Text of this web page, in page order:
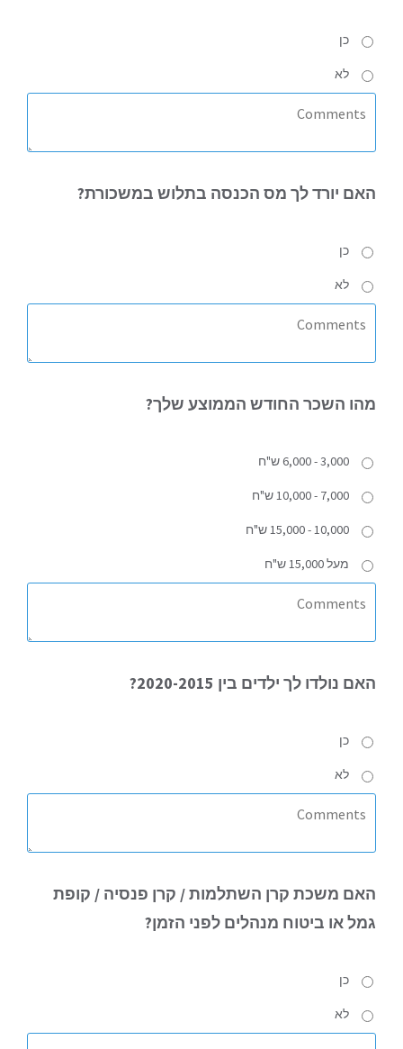
כן
לא
האם יורד לך מס הכנסה בתלוש במשכורת?
כן
לא
מהו השכר החודש הממוצע שלך?
3,000 - 6,000 ש"ח
7,000 - 10,000 ש"ח
10,000 - 15,000 ש"ח
מעל 15,000 ש"ח
האם נולדו לך ילדים בין 2020-2015?
כן
לא
האם משכת קרן השתלמות / קרן פנסיה / קופת
גמל או ביטוח מנהלים לפני הזמן?
כן
לא